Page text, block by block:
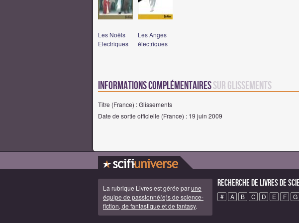
Les Noëls
Electriques
Les Anges
électriques
Informations complémentairessur Glissements
Titre (France) : Glissements
Date de sortie officielle (France) : 19 juin 2009
La rubrique Livres est gérée parune
équipe de passionné(e)s de science-
fiction, de fantastique et de fantasy.
Recherche de Livres de
# A B C D E F G